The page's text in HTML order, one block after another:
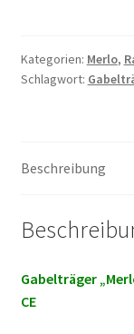
ZM3"
1500
CE
Gabelzinken
120-
125
x
Kategorien: Merlo,
Schlagwort:
Beschreibung
Gabelträger
CE